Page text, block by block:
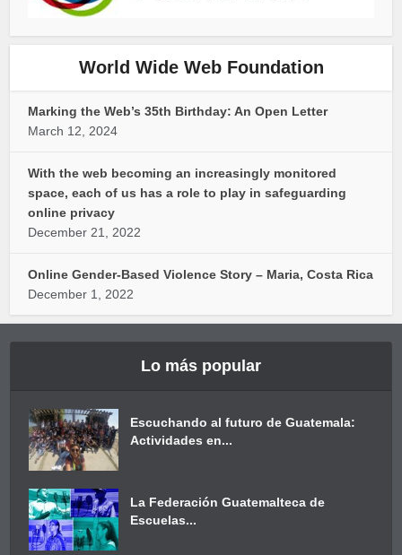
World Wide Web Foundation
Marking the Web’s 35th Birthday: An Open Letter
March 12, 2024
With the web becoming an increasingly monitored
space, each of us has a role to play in safeguarding
online privacy
December 21, 2022
Online Gender-Based Violence Story – Maria, Costa Rica
December 1, 2022
Lo más popular
Escuchando al futuro de Guatemala:
Actividades en...
La Federación Guatemalteca de
Escuelas...